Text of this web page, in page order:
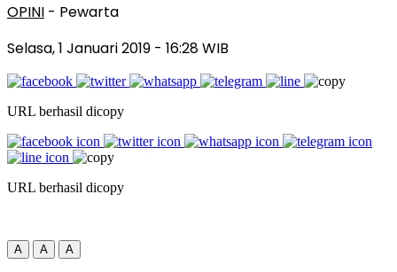
OPINI - Pewarta
Selasa, 1 Januari 2019 - 16:28 WIB
URL berhasil dicopy
URL berhasil dicopy
A A A